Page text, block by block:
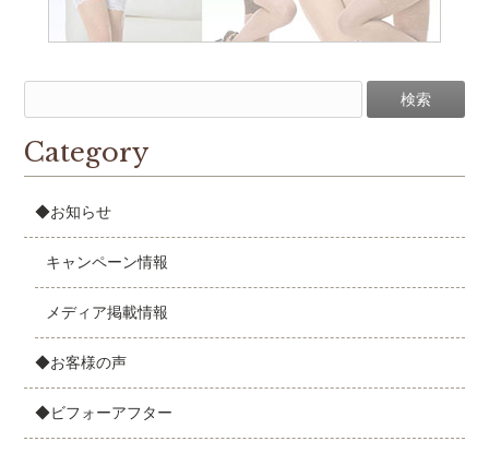
Category
◆お知らせ
キャンペーン情報
メディア掲載情報
◆お客様の声
◆ビフォーアフター